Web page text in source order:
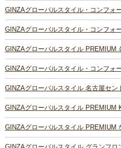
GINZAグローバルスタイル・コンフォ
GINZAグローバルスタイル・コンフォ
GINZAグローバルスタイル PREMIUM
GINZAグローバルスタイル・コンフォ
GINZAグローバルスタイル 名古屋セン
GINZAグローバルスタイル PREMIUM
GINZAグローバルスタイル PREMIUM